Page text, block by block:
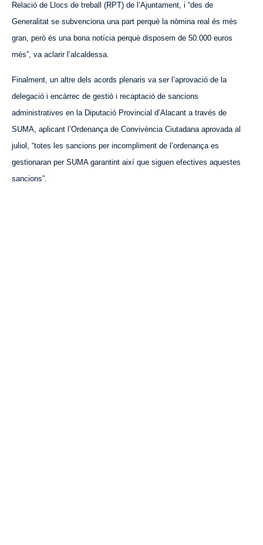
Relació de Llocs de treball (RPT) de l’Ajuntament, i “des de
Generalitat se subvenciona una part perquè la nòmina real és més
gran, però és una bona notícia perquè disposem de 50.000 euros
més”, va aclarir l’alcaldessa.
Finalment, un altre dels acords plenaris va ser l’aprovació de la
delegació i encàrrec de gestió i recaptació de sancions
administratives en la Diputació Provincial d’Alacant a través de
SUMA, aplicant l’Ordenança de Convivència Ciutadana aprovada al
juliol, “totes les sancions per incompliment de l’ordenança es
gestionaran per SUMA garantint així que siguen efectives aquestes
sancions”.